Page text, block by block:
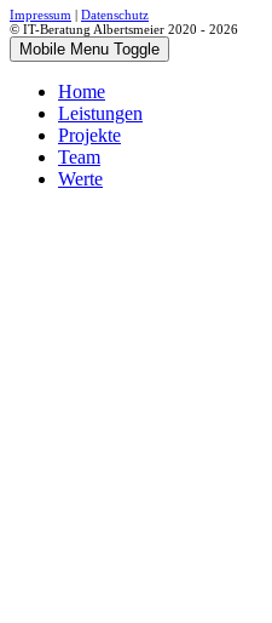
Impressum | Datenschutz
© IT-Beratung Albertsmeier 2020 - 2026
Mobile Menu Toggle
Home
Leistungen
Projekte
Team
Werte